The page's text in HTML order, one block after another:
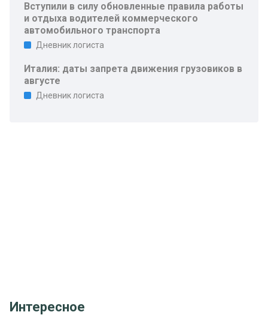
Вступили в силу обновленные правила работы
и отдыха водителей коммерческого
автомобильного транспорта
Дневник логиста
Италия: даты запрета движения грузовиков в
августе
Дневник логиста
Интересное